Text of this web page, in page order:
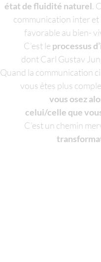
état de fluidité naturel.
communication inter
favorable au bien-
C’est le processus
dont Carl Gustav
Quand la communication
vous êtes plus
vous osez
celui/celle que
C’est un chemin